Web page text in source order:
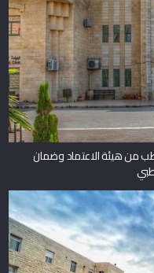
من هيئة الاعتماد وضمان